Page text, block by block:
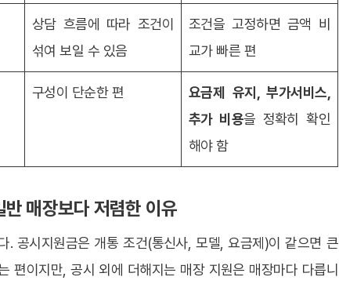
상담 흐름에 따라 조건이
섞여 보일 수 있음
조건을 고정하면 금액 비
교가 빠른 편
구성이 단순한 편
요금제 유지, 부가서비스,
추가 비용을 정확히 확인
해야 함
매장보다 저렴한 이유
. 공시지원금은 개통 조건(통신사, 모델, 요금제)이 같으면 큰
편이지만, 공시 외에 더해지는 매장 지원은 매장마다 다릅니